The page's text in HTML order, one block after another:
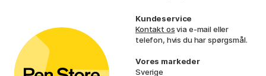
Kundeservice
Kontakt osvia e-mail eller
telefon, hvis du har spørgsmål.
Vores markeder
Sverige